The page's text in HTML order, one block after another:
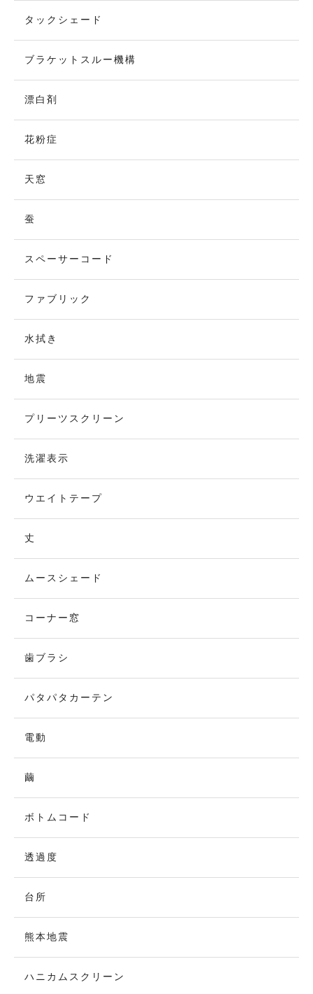
タックシェード
ブラケットスルー機構
漂白剤
花粉症
天窓
蚕
スペーサーコード
ファブリック
水拭き
地震
プリーツスクリーン
洗濯表示
ウエイトテープ
丈
ムースシェード
コーナー窓
歯ブラシ
パタパタカーテン
電動
繭
ボトムコード
透過度
台所
熊本地震
ハニカムスクリーン